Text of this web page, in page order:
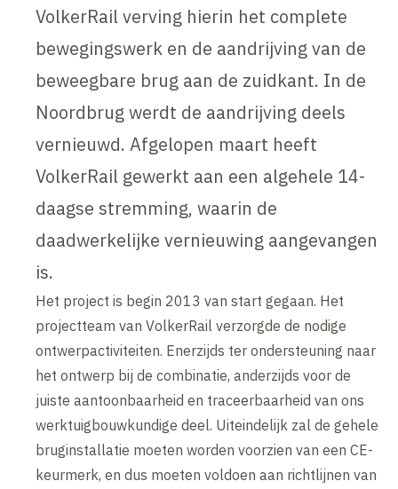
VolkerRail verving hierin het complete
bewegingswerk en de aandrijving van de
beweegbare brug aan de zuidkant. In de
Noordbrug werdt de aandrijving deels
vernieuwd. Afgelopen maart heeft
VolkerRail gewerkt aan een algehele 14-
daagse stremming, waarin de
daadwerkelijke vernieuwing aangevangen
is.
Het project is begin 2013 van start gegaan. Het
projectteam van VolkerRail verzorgde de nodige
ontwerpactiviteiten. Enerzijds ter ondersteuning naar
het ontwerp bij de combinatie, anderzijds voor de
juiste aantoonbaarheid en traceerbaarheid van ons
werktuigbouwkundige deel. Uiteindelijk zal de gehele
bruginstallatie moeten worden voorzien van een CE-
keurmerk, en dus moeten voldoen aan richtlijnen van